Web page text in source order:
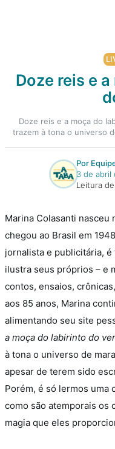
Doze reis e
Doze reis e a moça do
trazem à tona o universo
Por
3 de abril
Leitura
Marina Colasanti nasceu
chegou ao Brasil em
jornalista e publicitária,
ilustra seus próprios – e
contos, ensaios,
aos 85 anos, Marina
alimentando seu site
a moça do labirinto do
à tona o universo de
apesar de terem sido
Porém, é só lermos uma
como são atemporais os
magia que eles